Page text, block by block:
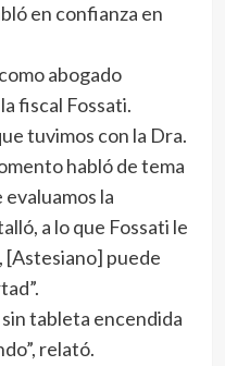
en confianza en
abogado
fiscal Fossati.
tuvimos con la Dra.
habló de tema
la
a lo que Fossati le
[Astesiano] puede
tableta encendida
relató.